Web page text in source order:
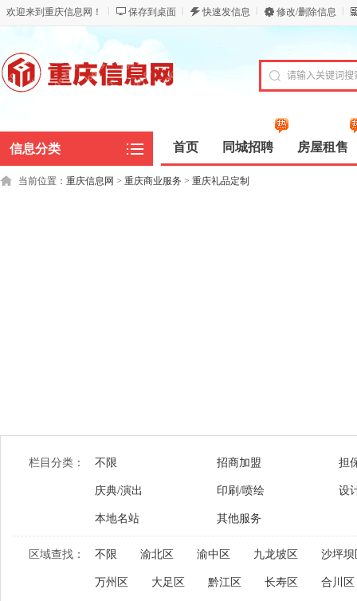
欢迎来到重庆信息网！ 保存到桌面 快速发信息 修改/删除信息
信息分类 首页 同城招聘 房屋租售
当前位置： 重庆信息网 > 重庆商业服务 > 重庆礼品定制
栏目分类： 不限 招商加盟 担
庆典/演出 印刷/喷绘 设
本地名站 其他服务
区域查找： 不限 渝北区 渝中区 九龙坡区 沙坪坝
万州区 大足区 黔江区 长寿区 合川区